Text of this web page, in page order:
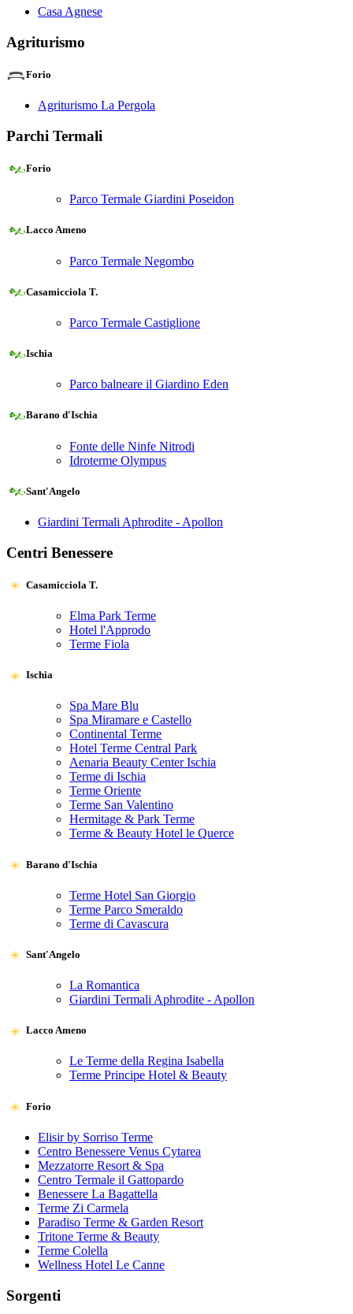
Casa Agnese
Agriturismo
Forio
Agriturismo La Pergola
Parchi Termali
Forio
Parco Termale Giardini Poseidon
Lacco Ameno
Parco Termale Negombo
Casamicciola T.
Parco Termale Castiglione
Ischia
Parco balneare il Giardino Eden
Barano d'Ischia
Fonte delle Ninfe Nitrodi
Idroterme Olympus
Sant'Angelo
Giardini Termali Aphrodite - Apollon
Centri Benessere
Casamicciola T.
Elma Park Terme
Hotel l'Approdo
Terme Fiola
Ischia
Spa Mare Blu
Spa Miramare e Castello
Continental Terme
Hotel Terme Central Park
Aenaria Beauty Center Ischia
Terme di Ischia
Terme Oriente
Terme San Valentino
Hermitage & Park Terme
Terme & Beauty Hotel le Querce
Barano d'Ischia
Terme Hotel San Giorgio
Terme Parco Smeraldo
Terme di Cavascura
Sant'Angelo
La Romantica
Giardini Termali Aphrodite - Apollon
Lacco Ameno
Le Terme della Regina Isabella
Terme Principe Hotel & Beauty
Forio
Elisir by Sorriso Terme
Centro Benessere Venus Cytarea
Mezzatorre Resort & Spa
Centro Termale il Gattopardo
Benessere La Bagattella
Terme Zi Carmela
Paradiso Terme & Garden Resort
Tritone Terme & Beauty
Terme Colella
Wellness Hotel Le Canne
Sorgenti